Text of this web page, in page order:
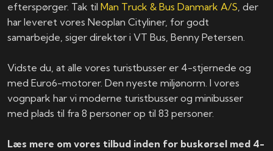
efterspørger. Tak tilMan Truck & Bus Danmark A/S, der
har leveret vores Neoplan Cityliner, for godt
samarbejde, siger direktør i VT Bus, Benny Petersen.
Vidste du, at alle vores turistbusser er 4-stjernede og
med Euro6-motorer. Den nyeste miljønorm. I vores
vognpark har vi moderne turistbusser og minibusser
med plads til fra 8 personer op til 83 personer.
Læs mere om vores tilbud inden for buskørsel med 4-